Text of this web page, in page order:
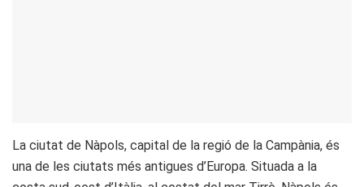
La ciutat de Nàpols, capital de la regió de la Campània, és
una de les ciutats més antigues d’Europa. Situada a la